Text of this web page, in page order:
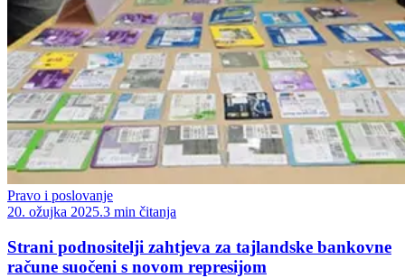
Pravo i poslovanje
20. ožujka 2025.3 min čitanja
Strani podnositelji zahtjeva za tajlandske bankovne
račune suočeni s novom represijom